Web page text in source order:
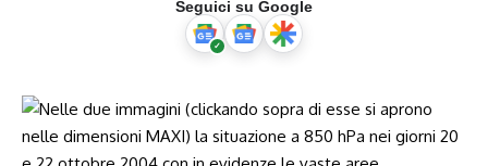
Seguici su Google